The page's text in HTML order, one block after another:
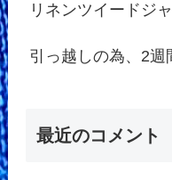
リネンツイードジ
引っ越しの為、2週
最近のコメント